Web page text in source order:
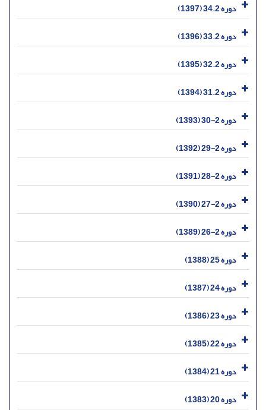
دوره 34.2 (1397)
دوره 33.2 (1396)
دوره 32.2 (1395)
دوره 31.2 (1394)
دوره 2-30 (1393)
دوره 2-29 (1392)
دوره 2-28 (1391)
دوره 2-27 (1390)
دوره 2-26 (1389)
دوره 25 (1388)
دوره 24 (1387)
دوره 23 (1386)
دوره 22 (1385)
دوره 21 (1384)
دوره 20 (1383)